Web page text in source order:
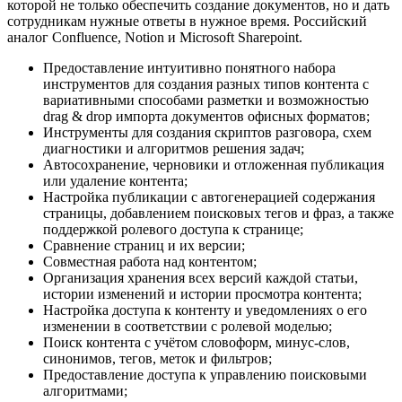
которой не только обеспечить создание документов, но и дать
сотрудникам нужные ответы в нужное время. Российский
аналог Confluence, Notion и Microsoft Sharepoint.
Предоставление интуитивно понятного набора
инструментов для создания разных типов контента с
вариативными способами разметки и возможностью
drag & drop импорта документов офисных форматов;
Инструменты для создания скриптов разговора, схем
диагностики и алгоритмов решения задач;
Автосохранение, черновики и отложенная публикация
или удаление контента;
Настройка публикации с автогенерацией содержания
страницы, добавлением поисковых тегов и фраз, а также
поддержкой ролевого доступа к странице;
Сравнение страниц и их версии;
Совместная работа над контентом;
Организация хранения всех версий каждой статьи,
истории изменений и истории просмотра контента;
Настройка доступа к контенту и уведомлениях о его
изменении в соответствии с ролевой моделью;
Поиск контента с учётом словоформ, минус-слов,
синонимов, тегов, меток и фильтров;
Предоставление доступа к управлению поисковыми
алгоритмами;